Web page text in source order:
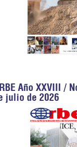
Año XXVIII /
julio de 2026